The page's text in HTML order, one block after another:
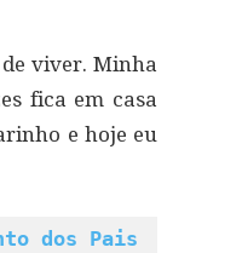
viver. Minha
fica em casa
e hoje eu
dos Pais